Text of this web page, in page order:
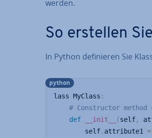
werden.
So erstellen
In Python de­fi­nie­ren Sie
lass MyClass :
# Constructor
def
__init__ (self,
        self
. attribute1 =
python